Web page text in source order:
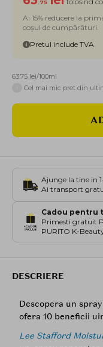
.75
Ai 15% reducere la
coșul de cumpărături.
Pretul include TVA
63.75 lei/100ml
Cel mai mic pret din
Ajunge la tine in
Ai transport
Cadou pentru
Primesti gratuit
PURITO K-
DESCRIERE
Descopera un
ofera 10 beneficii
Lee Stafford